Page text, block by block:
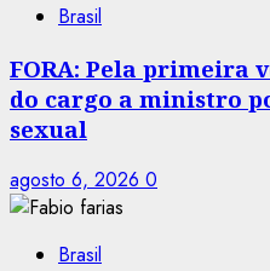
Brasil
FORA: Pela primeira
do cargo a ministro
sexual
agosto 6, 2026 0
Brasil